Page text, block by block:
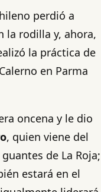
perdió a
la rodilla y, ahora,
la práctica de
en Parma
oncena y le dio
, quien viene del
de La Roja;
estará en el